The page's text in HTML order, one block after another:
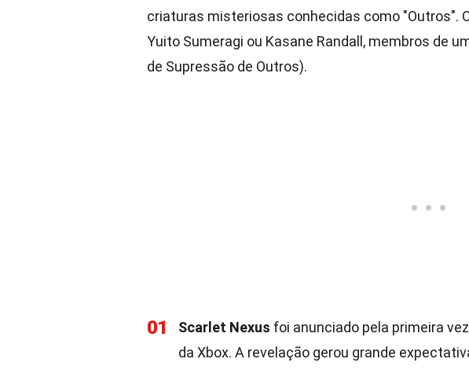
criaturas misteriosas conhecidas como "Outros".
Yuito Sumeragi ou Kasane Randall, membros de
de Supressão de Outros).
01 Scarlet Nexus foi anunciado pela primeira
da Xbox. A revelação gerou grande